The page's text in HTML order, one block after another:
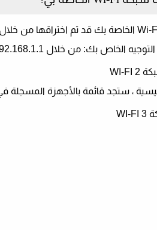
.. سجل الدخول إلى صفحة التحكم في إعدادات جهاز التوجيه
، ستجد قائمة بالأجهزة المسجلة